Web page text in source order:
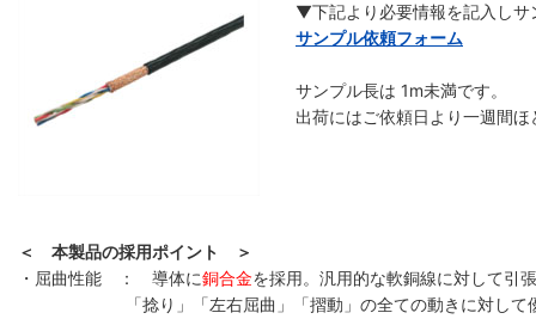
▼下記より必要情報を記入しサ
サンプル依頼フォーム
サンプル長は 1m未満です。
出荷にはご依頼日より一週間
＜ 本製品の採用ポイント ＞
・屈曲性能 ： 導体に銅合金を採用。汎用的な軟銅線に対して引
「捻り」「左右屈曲」「摺動」の全ての動きに対し